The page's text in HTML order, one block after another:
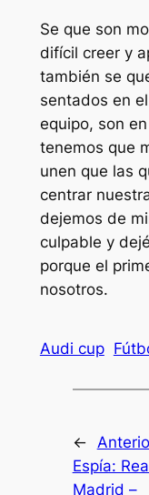
Se que son
difícil creer y
también se
sentados en
equipo, son
tenemos que
unen que las
centrar
dejemos de
culpable y
porque el
nosotros.
Audi cup
←
Espía:
Madrid –